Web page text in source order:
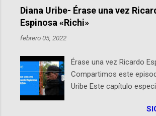
la vida cotidiana. Este evento, organizado
Planetario de Bogotá del Idartes y la
Andes, reúne a expertos como el
Colombia y líderes del sector
por qué importa en Bogotá ActInSpace
competencia mundial que opera en más
ciudades, donde participantes tienen 24
idear startups basadas en tecnologías
como satélites y datos orbitales. En
Diana Uribe- Érase una vez
Espinosa «Richi»
febrero 05, 2022
Érase una vez Ricardo
Compartimos este
Uribe Este capítulo
encuentran en el espíritu